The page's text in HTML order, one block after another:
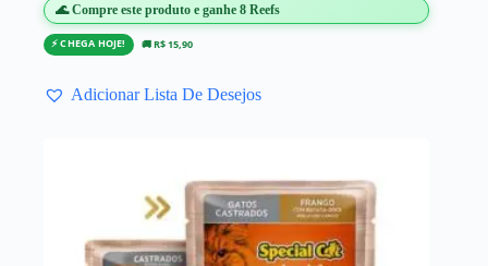
🌊 Compre este produto e ganhe 8 Reefs
⚡ CHEGA HOJE! 🚚 R$ 15,90
Adicionar Lista De Desejos